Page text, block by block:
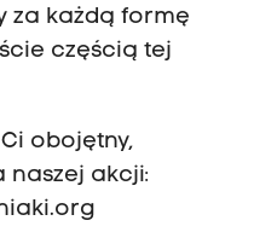
za każdą formę
częścią tej
obojętny,
naszej akcji: